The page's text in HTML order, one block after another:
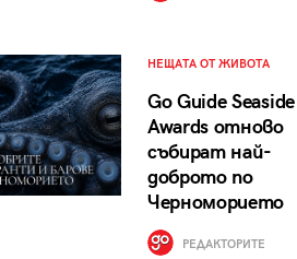
НЕЩАТА ОТ ЖИВОТА
Go Guide Seaside
Awards отново
събират най-
доброто по
Черноморието
РЕДАКТОРИТЕ